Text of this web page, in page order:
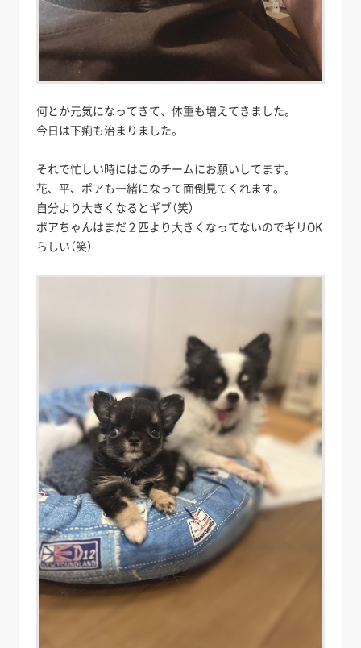
何とか元気になってきて、体重も増えてきました。
今日は下痢も治まりました。
それで忙しい時にはこのチームにお願いしてます。
花、平、ポアも一緒になって面倒見てくれます。
自分より大きくなるとギブ（笑）
ポアちゃんはまだ２匹より大きくなってないのでギリOK
らしい（笑）